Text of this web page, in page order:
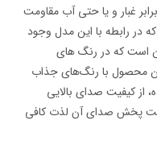
غبار و یا حتی آب مقاومت
در رابطه با این مدل وجود
است که در رنگ های
محصول با رنگ‌های جذاب
از کیفیت صدای بالایی
پخش صدای آن لذت کافی